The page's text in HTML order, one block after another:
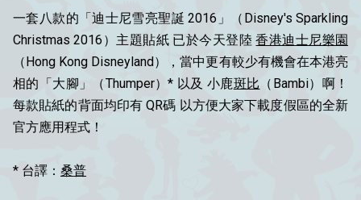
一套八款的「迪士尼雪亮聖誕 2016」（Disney's Sparkling
Christmas 2016）主題貼紙 已於今天登陸香港迪士尼樂園
（Hong Kong Disneyland），當中更有較少有機會在本港亮
相的「大腳」（Thumper）* 以及 小鹿斑比 （Bambi）啊！
每款貼紙的背面均印有 QR碼 以方便大家下載度假區的全新
官方應用程式！
* 台譯： 桑普